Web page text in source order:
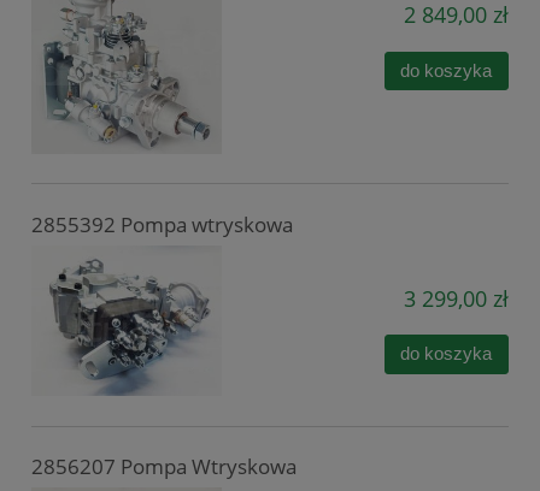
2 849,00 zł
do koszyka
2855392 Pompa wtryskowa
3 299,00 zł
do koszyka
2856207 Pompa Wtryskowa